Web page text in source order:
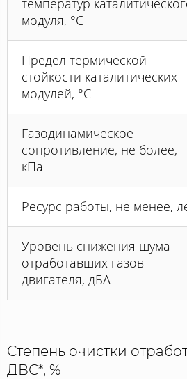
модуля, °С
Предел термической
стойкости каталитических
модулей, °С
Газодинамическое
сопротивление, не более,
кПа
Ресурс работы, не менее,
Уровень снижения шума
отработавших газов
двигателя, дБА
Степень очистки
ДВС*, %